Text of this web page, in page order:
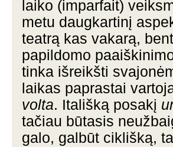
laiko (imparfait)
metu daugkartinį
teatrą kas vakarą,
papildomo
tinka išreikšti
laikas paprastai
volta. Itališką posakį
tačiau būtasis
galo, galbūt ciklišką,